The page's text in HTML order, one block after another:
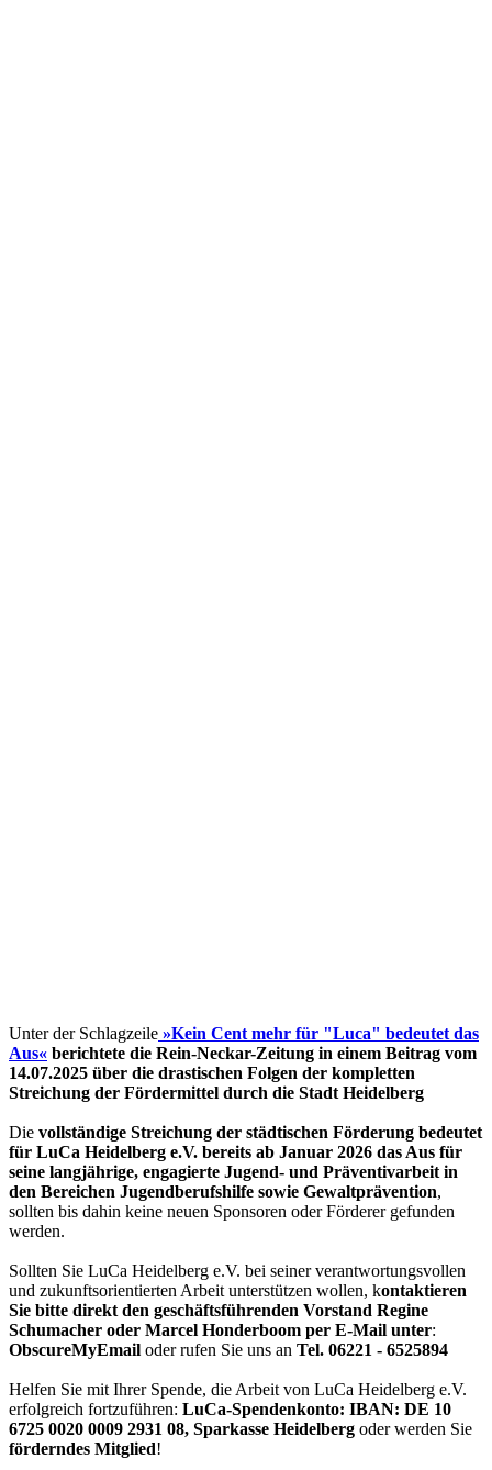
Unter der Schlagzeile »Kein Cent mehr für "Luca" bedeutet das
Aus« berichtete die Rein-Neckar-Zeitung in einem Beitrag vom
14.07.2025 über die drastischen Folgen der kompletten
Streichung der Fördermittel durch die Stadt Heidelberg
Die vollständige Streichung der städtischen Förderung bedeutet
für LuCa Heidelberg e.V. bereits ab Januar 2026 das Aus für
seine langjährige, engagierte Jugend- und Präventivarbeit in
den Bereichen Jugendberufshilfe sowie Gewaltprävention,
sollten bis dahin keine neuen Sponsoren oder Förderer gefunden
werden.
Sollten Sie LuCa Heidelberg e.V. bei seiner verantwortungsvollen
und zukunftsorientierten Arbeit unterstützen wollen, kontaktieren
Sie bitte direkt den geschäftsführenden Vorstand Regine
Schumacher oder Marcel Honderboom per E-Mail unter:
ObscureMyEmail oder rufen Sie uns an Tel. 06221 - 6525894
Helfen Sie mit Ihrer Spende, die Arbeit von LuCa Heidelberg e.V.
erfolgreich fortzuführen: LuCa-Spendenkonto: IBAN: DE 10
6725 0020 0009 2931 08, Sparkasse Heidelberg oder werden Sie
förderndes Mitglied!